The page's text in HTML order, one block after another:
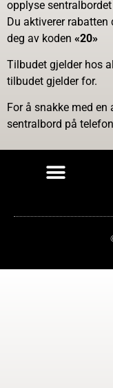
opplyse
Du aktiverer
deg av koden «20»
Tilbudet gjelder hos
tilbudet gjelder for.
For å snakke med en
sentralbord på telefon